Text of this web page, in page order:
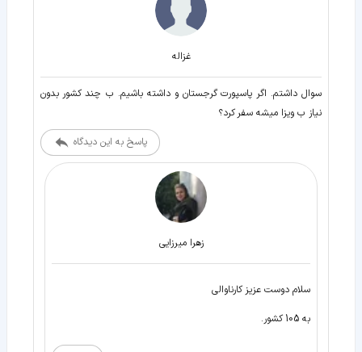
غزاله
سوال داشتم. اگر پاسپورت گرجستان و داشته باشیم. ب چند کشور بدون
نیاز ب ویزا میشه سفر کرد؟
پاسخ به این دیدگاه
زهرا میرزایی
سلام دوست عزیز کارناوالی
به 105 کشور.